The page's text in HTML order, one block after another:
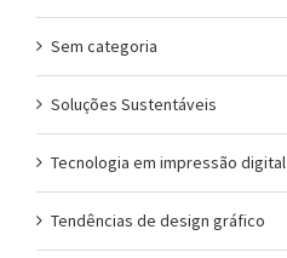
Sem categoria
Soluções Sustentáveis
Tecnologia em impressão digital
Tendências de design gráfico